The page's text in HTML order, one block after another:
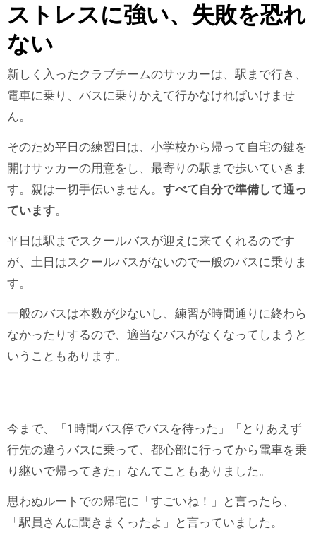
ストレスに強い、失敗を恐れ
ない
新しく入ったクラブチームのサッカーは、駅まで行き、
電車に乗り、バスに乗りかえて行かなければいけませ
ん。
そのため平日の練習日は、小学校から帰って自宅の鍵を
開けサッカーの用意をし、最寄りの駅まで歩いていきま
す。親は一切手伝いません。 すべて自分で準備して通っ
ています。
平日は駅までスクールバスが迎えに来てくれるのです
が、土日はスクールバスがないので一般のバスに乗りま
す。
一般のバスは本数が少ないし、練習が時間通りに終わら
なかったりするので、適当なバスがなくなってしまうと
いうこともあります。
今まで、「1時間バス停でバスを待った」「とりあえず
行先の違うバスに乗って、都心部に行ってから電車を乗
り継いで帰ってきた」なんてこともありました。
思わぬルートでの帰宅に「すごいね！」と言ったら、
「駅員さんに聞きまくったよ」と言っていました。